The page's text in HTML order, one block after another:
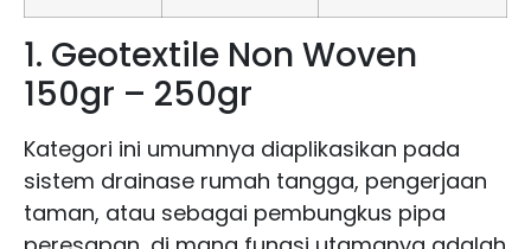
1. Geotextile Non Woven
150gr – 250gr
Kategori ini umumnya diaplikasikan pada
sistem drainase rumah tangga, pengerjaan
taman, atau sebagai pembungkus pipa